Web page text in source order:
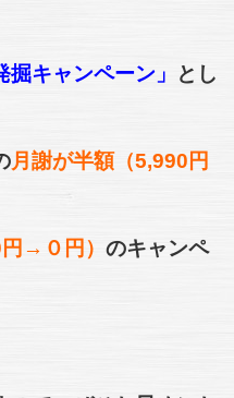
掘キャンペーン」
とし
月謝が半額（5,990円
→０円） のキャンペ